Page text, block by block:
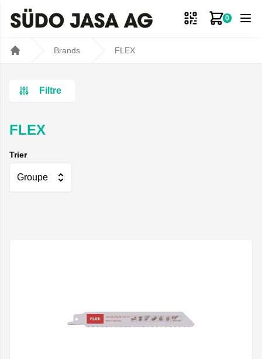
0
Mon
Brands FLEX
Filtre
FLEX
Trier
Groupe